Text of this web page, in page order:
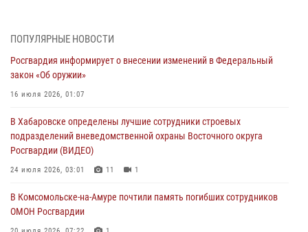
В Управлении Росгвардии по Хабаровскому краю состоялось
избирательного права
31 июля 2026, 03:26
женщине, потерявшей сознание во время массового мероприятия
29 июля 2026, 23:24 2
В Хабаровске продолжается акция «Каникулы с Росгвардией»
За прошедшую неделю в Хабаровском крае росгвардейцы провели
ПОПУЛЯРНЫЕ НОВОСТИ
Росгвардия информирует о внесении изменений в Федеральный
закон «Об оружии»
16 июля 2026, 01:07
В Хабаровске определены лучшие сотрудники строевых
подразделений вневедомственной охраны Восточного округа
Росгвардии (ВИДЕО)
24 июля 2026, 03:01 11 1
В Комсомольске-на-Амуре почтили память погибших сотрудников
ОМОН Росгвардии